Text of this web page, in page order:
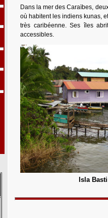
Dans la mer des Caraïbes,
où habitent les indiens kunas,
très caribéenne. Ses îles
accessibles.
Isla